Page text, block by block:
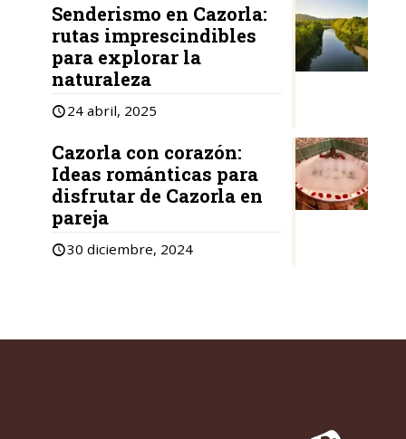
Senderismo en Cazorla:
rutas imprescindibles
para explorar la
naturaleza
24 abril, 2025
Cazorla con corazón:
Ideas románticas para
disfrutar de Cazorla en
pareja
30 diciembre, 2024